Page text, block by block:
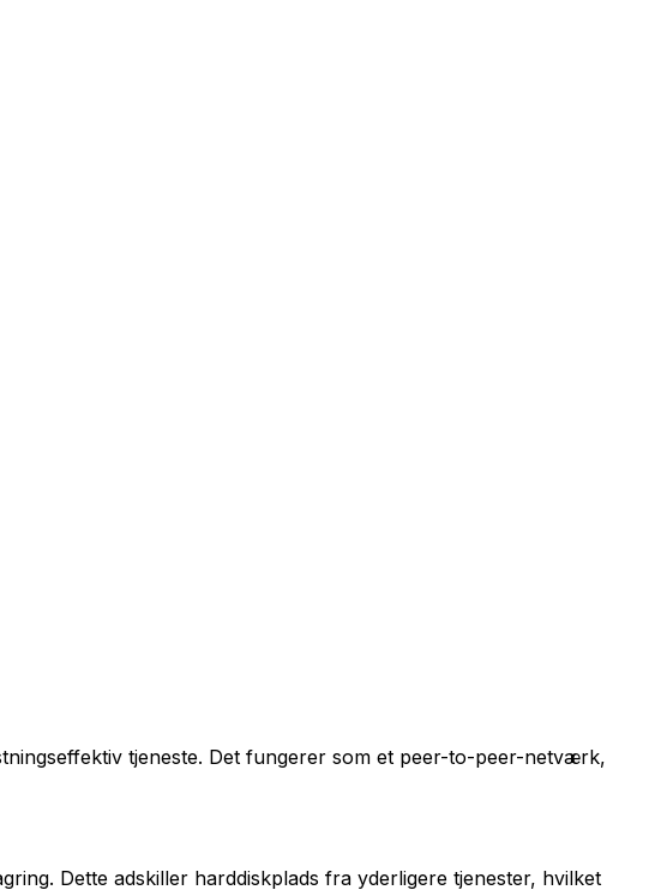
tjeneste. Det fungerer som et peer-to-peer-netværk,
Dette adskiller harddiskplads fra yderligere tjenester, hvilket